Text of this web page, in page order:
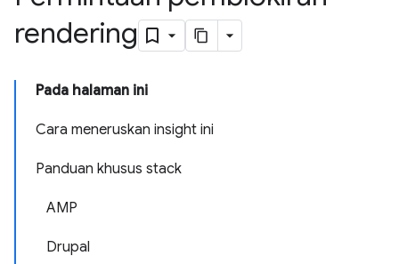
rendering
Pada halaman ini
Cara meneruskan insight ini
Panduan khusus stack
AMP
Drupal